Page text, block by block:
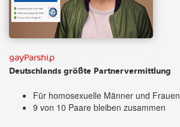
gayParship
Deutschlands größte Partnervermittlung
Für homosexuelle Männer und Frauen
9 von 10 Paare bleiben zusammen